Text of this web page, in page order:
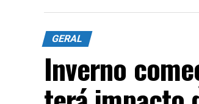
multimarcas com
Equipes do Batalhão
controlada pelo
foram baleados e
GERAL
Inverno